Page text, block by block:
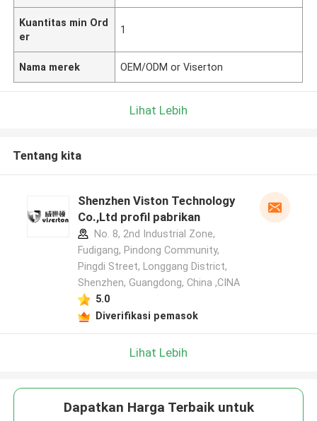
Kuantitas min Ord
er
1
Nama merek OEM/ODM or Viserton
Lihat Lebih
Tentang kita
Shenzhen Viston Technology
Co.,Ltd profil pabrikan
No. 8, 2nd Industrial Zone,
Fudigang, Pindong Community,
Pingdi Street, Longgang District,
Shenzhen, Guangdong, China ,CINA
5.0
Diverifikasi pemasok
Lihat Lebih
Dapatkan Harga Terbaik untuk